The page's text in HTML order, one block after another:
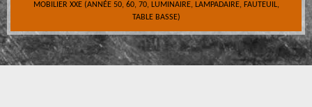
MOBILIER XXE (ANNÉE 50, 60, 70, LUMINAIRE, LAMPADAIRE, FAUTEUIL,
TABLE BASSE)